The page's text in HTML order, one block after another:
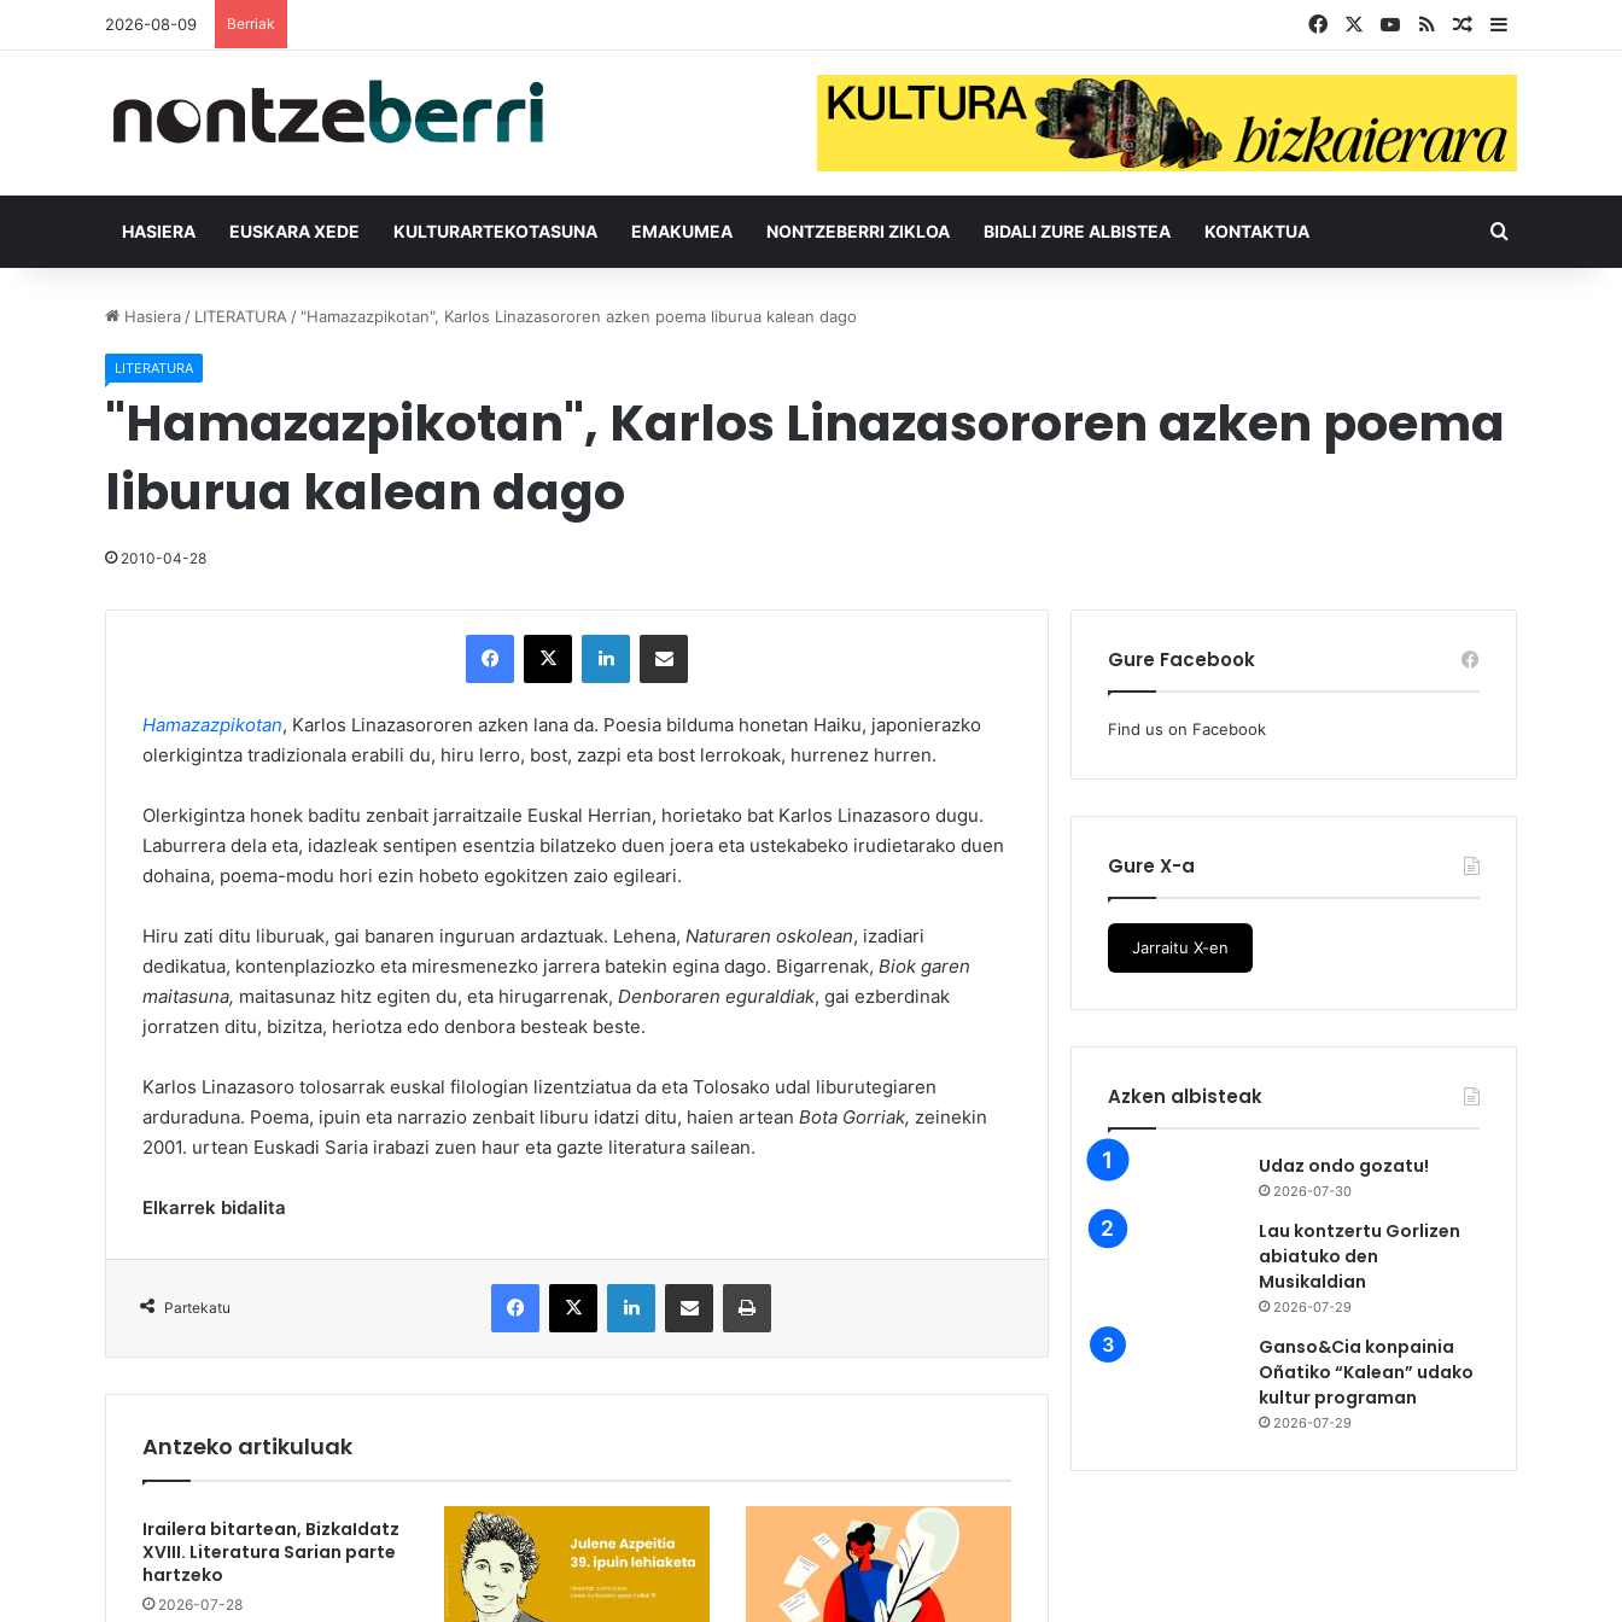
2026-08-09 Berriak Facebook YouTube
RSS Ausazko
HASIERA EUSKARA XEDE KULTURARTEKOTASUNA EMAKUMEA NONTZEBERRI ZIKLOA BIDALI ZURE ALBISTEA KONTAKTUA Bilatu
Hasiera / LITERATURA / "Hamazazpikotan", Karlos Linazasororen azken poema liburua kalean dago
LITERATURA
"Hamazazpikotan", Karlos Linazasororen azken poema
liburua kalean dago
2010-04-28
Hamazazpikotan, Karlos Linazasororen azken lana da. Poesia bilduma honetan Haiku, japonierazko
olerkigintza tradizionala erabili du, hiru lerro, bost, zazpi eta bost lerrokoak, hurrenez hurren.
Olerkigintza honek baditu zenbait jarraitzaile Euskal Herrian, horietako bat Karlos Linazasoro dugu.
Laburrera dela eta, idazleak sentipen esentzia bilatzeko duen joera eta ustekabeko irudietarako duen
dohaina, poema-modu hori ezin hobeto egokitzen zaio egileari.
Hiru zati ditu liburuak, gai banaren inguruan ardaztuak. Lehena, Naturaren oskolean, izadiari
dedikatua, kontenplaziozko eta miresmenezko jarrera batekin egina dago. Bigarrenak, Biok garen
maitasuna, maitasunaz hitz egiten du, eta hirugarrenak, Denboraren eguraldiak, gai ezberdinak
jorratzen ditu, bizitza, heriotza edo denbora besteak beste.
Karlos Linazasoro tolosarrak euskal filologian lizentziatua da eta Tolosako udal liburutegiaren
arduraduna. Poema, ipuin eta narrazio zenbait liburu idatzi ditu, haien artean Bota Gorriak, zeinekin
2001. urtean Euskadi Saria irabazi zuen haur eta gazte literatura sailean.
Elkarrek bidalita
Partekatu
Antzeko artikuluak
Irailera bitartean, BizkaIdatz
XVIII. Literatura Sarian parte
hartzeko
2026-07-28
Gure Facebook
Find us on Facebook
Gure X-a
Jarraitu X-en
Azken albisteak
Udaz ondo gozatu!
2026-07-30
Lau kontzertu Gorlizen
abiatuko den
Musikaldian
2026-07-29
Ganso&Cia konpainia
Oñatiko “Kalean” udako
kultur programan
2026-07-29